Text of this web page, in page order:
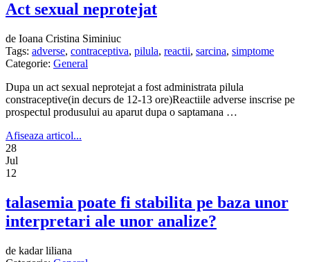
Act sexual neprotejat
de Ioana Cristina Siminiuc
Tags: adverse, contraceptiva, pilula, reactii, sarcina, simptome
Categorie: General
Dupa un act sexual neprotejat a fost administrata pilula
constraceptive(in decurs de 12-13 ore)Reactiile adverse inscrise pe
prospectul produsului au aparut dupa o saptamana …
Afiseaza articol...
28
Jul
12
talasemia poate fi stabilita pe baza unor
interpretari ale unor analize?
de kadar liliana